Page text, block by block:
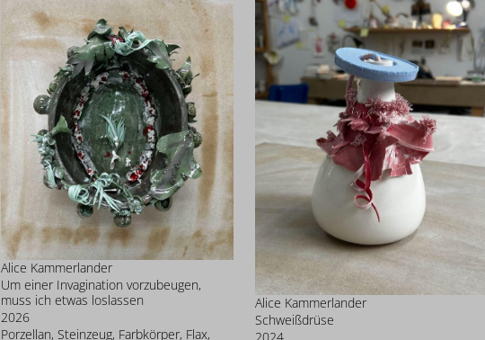
Alice Kammerlander
Um einer Invagination vorzubeugen,
muss ich etwas loslassen
2026
Porzellan, Steinzeug, Farbkörper, Flax,
Alice Kammerlander
Schweißdrüse